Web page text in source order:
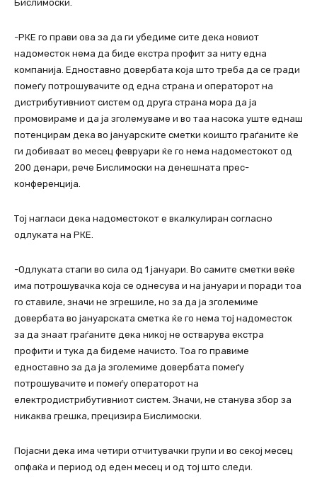
Бислимоски.
-РКЕ го прави ова за да ги убедиме сите дека новиот
надоместок нема да биде екстра профит за ниту една
компанија. Едноставно довербата која што треба да се гради
помеѓу потрошувачите од една страна и операторот на
дистрибутивниот систем од друга страна мора да ја
промовираме и да ја зголемуваме и во таа насока уште еднаш
потенцирам дека во јануарските сметки коишто граѓаните ќе
ги добиваат во месец февруари ќе го нема надоместокот од
200 денари, рече Бислимоски на денешната прес-
конференција.
Тој нагласи дека надоместокот е вкалкулиран согласно
одлуката на РКЕ.
-Одлуката стапи во сила од 1 јануари. Во самите сметки веќе
има потрошувачка која се однесува и на јануари и поради тоа
го ставиле, значи не згрешиле, но за да ја зголемиме
довербата во јануарската сметка ќе го нема тој надоместок
за да знаат граѓаните дека никој не остварува екстра
профити и тука да бидеме начисто. Тоа го правиме
едноставно за да ја зголемиме довербата помеѓу
потрошувачите и помеѓу операторот на
електродистрибутивниот систем. Значи, не станува збор за
никаква грешка, прецизира Бислимоски.
Појасни дека има четири отчитувачки групи и во секој месец
опфаќа и период од еден месец и од тој што следи.